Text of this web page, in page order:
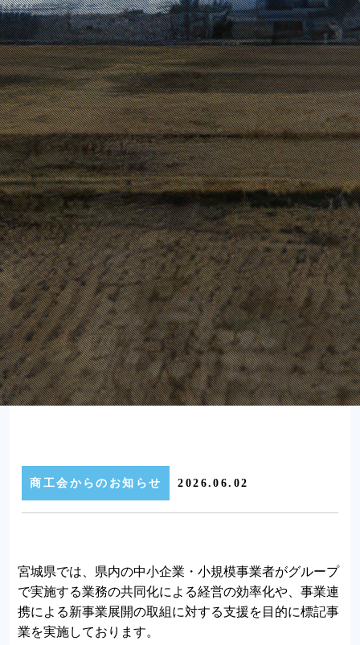
商工会からのお知らせ 2026.06.02
宮城県では、県内の中小企業・小規模事業者がグループ
で実施する業務の共同化による経営の効率化や、事業連
携による新事業展開の取組に対する支援を目的に標記事
業を実施しております。